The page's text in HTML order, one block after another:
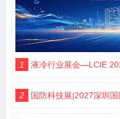
1 液冷行业展会—LCIE 2027第三
2 国防科技展|2027深圳